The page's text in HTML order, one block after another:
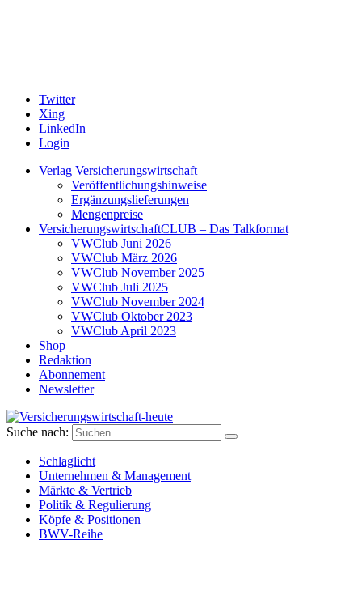
Twitter
Xing
LinkedIn
Login
Verlag Versicherungswirtschaft
Veröffentlichungshinweise
Ergänzungslieferungen
Mengenpreise
VersicherungswirtschaftCLUB – Das Talkformat
VWClub Juni 2026
VWClub März 2026
VWClub November 2025
VWClub Juli 2025
VWClub November 2024
VWClub Oktober 2023
VWClub April 2023
Shop
Redaktion
Abonnement
Newsletter
Versicherungswirtschaft-heute
Suche nach:
Schlaglicht
Unternehmen & Management
Märkte & Vertrieb
Politik & Regulierung
Köpfe & Positionen
BWV-Reihe